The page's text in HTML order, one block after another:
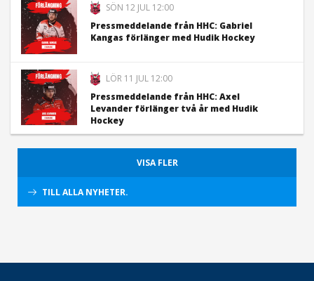
SÖN 12 JUL 12:00
Pressmeddelande från HHC: Gabriel
Kangas förlänger med Hudik Hockey
LÖR 11 JUL 12:00
Pressmeddelande från HHC: Axel
Levander förlänger två år med Hudik
Hockey
VISA FLER
TILL ALLA NYHETER.